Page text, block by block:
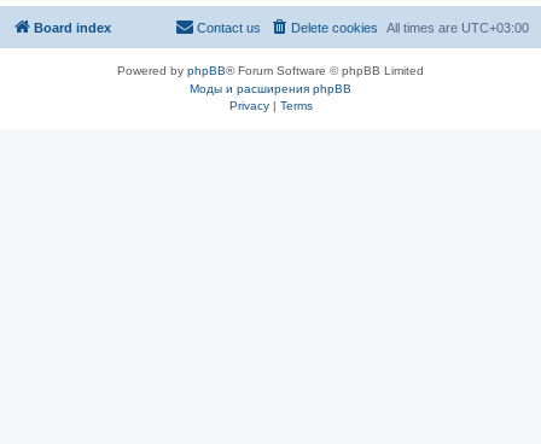
Board index All times are UTC+03:00
Delete cookies
Contact us
Powered by phpBB® Forum Software © phpBB Limited
Моды и расширения phpBB
Privacy| Terms